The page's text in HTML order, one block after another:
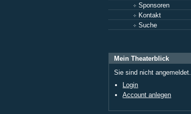
Sponsoren
Kontakt
Suche
Mein Theaterblick
Sie sind nicht angemeldet.
Login
Account anlegen